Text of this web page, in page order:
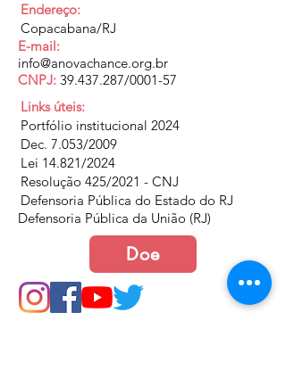
Endereço:
Copacabana/RJ
E-mail:
info@anovachance.org.br
CNPJ: 39.437.287/0001-57
Links úteis:
Portfólio institucional 2024
Dec. 7.053/2009
Lei 14.821/2024
Resolução 425/2021 - CNJ
Defensoria Pública do Estado do RJ
Defensoria Pública da União (RJ)
Doe